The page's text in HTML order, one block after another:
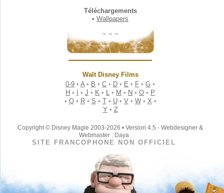
Téléchargements
•Wallpapers
~ ~ ~
Walt Disney Films
0-9 •A• B •C • D • E • F •G •
H • •J • K • L • M • N •O • P
• Q• R• S • T• U• V• W• X •
Y • Z
Copyright © Disney Magie 2003-2026 • Version 4.5 - Webdesigner &
Webmaster : Daya
SITE FRANCOPHONE NON OFFICIEL